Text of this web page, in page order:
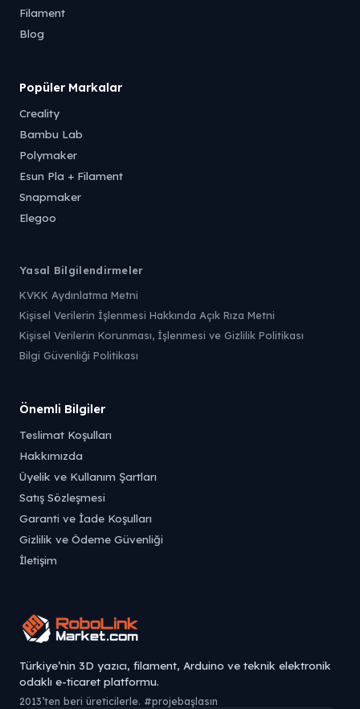
Filament
Blog
Popüler Markalar
Creality
Bambu Lab
Polymaker
Esun Pla + Filament
Snapmaker
Elegoo
Yasal Bilgilendirmeler
KVKK Aydınlatma Metni
Kişisel Verilerin İşlenmesi Hakkında Açık Rıza Metni
Kişisel Verilerin Korunması, İşlenmesi ve Gizlilik Politikası
Bilgi Güvenliği Politikası
Önemli Bilgiler
Teslimat Koşulları
Hakkımızda
Üyelik ve Kullanım Şartları
Satış Sözleşmesi
Garanti ve İade Koşulları
Gizlilik ve Ödeme Güvenliği
İletişim
Türkiye’nin 3D yazıcı, filament, Arduino ve teknik elektronik
odaklı e-ticaret platformu.
2013’ten beri üreticilerle. #projebaşlasın